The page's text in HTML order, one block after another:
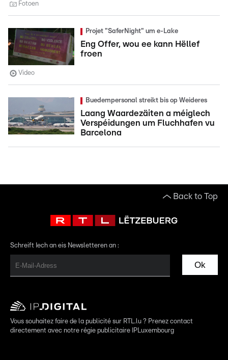
Fotoen
Projet "SaferNight" um e-Lake
Eng Offer, wou ee kann Hëllef
froen
Video
Buedempersonal streikt bis op Weideres
Laang Waardezäiten a méiglech
Verspéidungen um Fluchhafen vu
Barcelona
Back to Top
Schreift Iech an eis Newsletteren an :
Ok
Vous souhaitez faire de la publicité sur RTL.lu ? Prenez contact
directement avec notre régie publicitaire IPLuxembourg